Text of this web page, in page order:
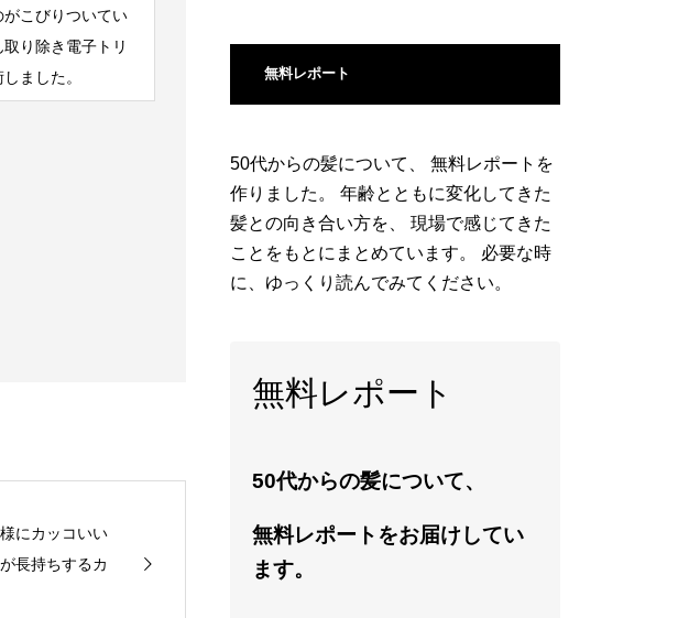
こびりついてい
り除き電子トリ
ました。
にカッコいい
長持ちするカ
無料レポート
50代からの髪について、 無料レポートを
作りました。 年齢とともに変化してきた
髪との向き合い方を、 現場で感じてきた
ことをもとにまとめています。 必要な時
に、ゆっくり読んでみてください。
無料レポート
50代からの髪について、
無料レポートをお届けしてい
ます。